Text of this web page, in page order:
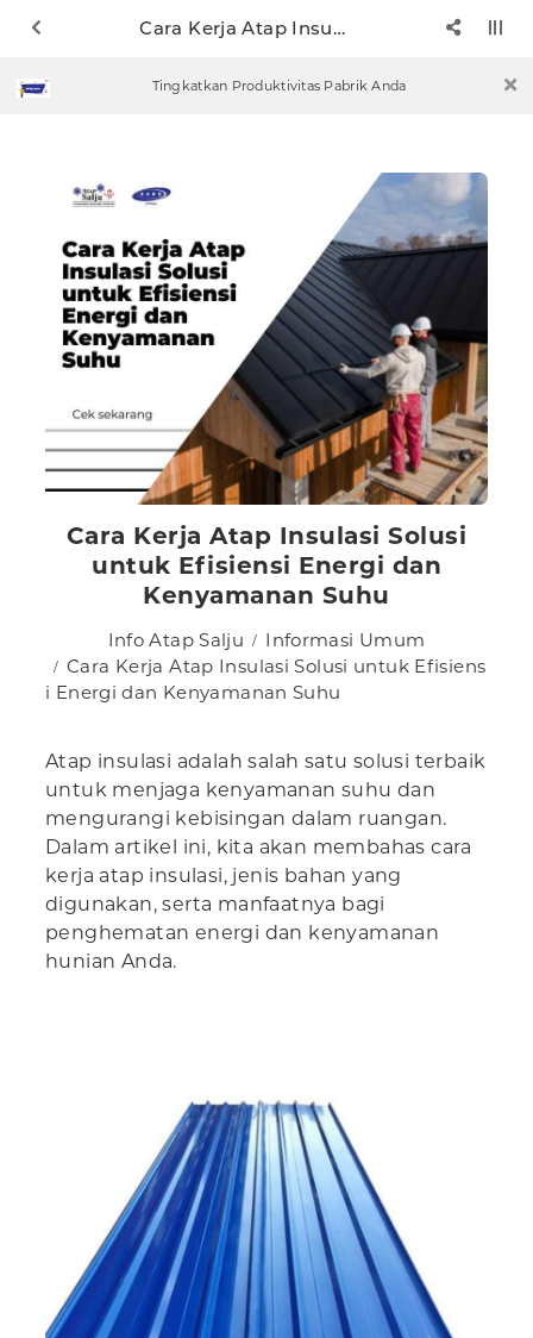
Cara Kerja Atap Insulasi Solusi untuk Efisiensi Energi dan Kenyamanan Suhu
Tingkatkan Produktivitas Pabrik Anda
Cara Kerja Atap Insulasi Solusi
untuk Efisiensi Energi dan
Kenyamanan Suhu
Info Atap Salju
Informasi Umum
Cara Kerja Atap Insulasi Solusi untuk Efisiens
i Energi dan Kenyamanan Suhu
Atap insulasi adalah salah satu solusi terbaik
untuk menjaga kenyamanan suhu dan
mengurangi kebisingan dalam ruangan.
Dalam artikel ini, kita akan membahas cara
kerja atap insulasi, jenis bahan yang
digunakan, serta manfaatnya bagi
penghematan energi dan kenyamanan
hunian Anda.